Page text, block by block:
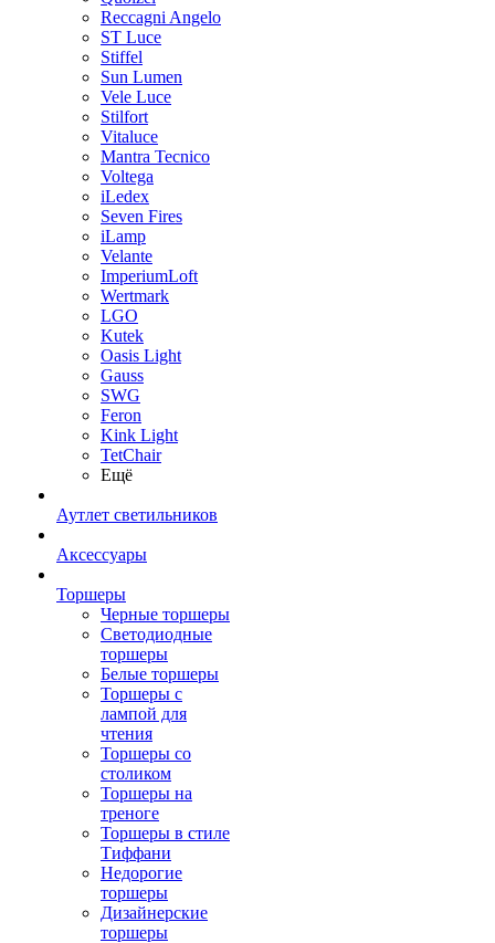
Reccagni Angelo
ST Luce
Stiffel
Sun Lumen
Vele Luce
Stilfort
Vitaluce
Mantra Tecnico
Voltega
iLedex
Seven Fires
iLamp
Velante
ImperiumLoft
Wertmark
LGO
Kutek
Oasis Light
Gauss
SWG
Feron
Kink Light
TetСhair
Ещё
Аутлет светильников
Аксессуары
Торшеры
Черные торшеры
Светодиодные
торшеры
Белые торшеры
Торшеры с
лампой для
чтения
Торшеры со
столиком
Торшеры на
треноге
Торшеры в стиле
Тиффани
Недорогие
торшеры
Дизайнерские
торшеры